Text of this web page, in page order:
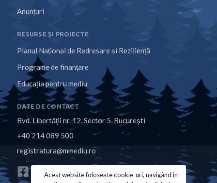
Anunțuri
RESURSE ȘI PROIECTE
Planul Național de Redresare și Reziliență
Programe de finanțare
Educația pentru mediu
DATE DE CONTACT
Bvd. Libertăţii nr. 12, Sector 5, Bucureşti
+40 214 089 500
registratura@mmediu.ro
Acest website folosește cookie-uri, navigând în